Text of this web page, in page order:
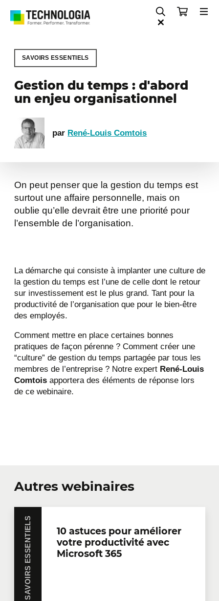
SAVOIRS ESSENTIELS
Gestion du temps : d'abord
un enjeu organisationnel
par René-Louis Comtois
On peut penser que la gestion du temps est
surtout une affaire personnelle, mais on
oublie qu’elle devrait être une priorité pour
l’ensemble de l’organisation.
La démarche qui consiste à implanter une culture de
la gestion du temps est l’une de celle dont le retour
sur investissement est le plus grand. Tant pour la
productivité de l’organisation que pour le bien-être
des employés.
Comment mettre en place certaines bonnes
pratiques de façon pérenne ? Comment créer une
“culture” de gestion du temps partagée par tous les
membres de l’entreprise ? Notre expert René-Louis
Comtoisapportera des éléments de réponse lors
de ce webinaire.
Autres webinaires
SAVOIRS ESSENTIELS
10 astuces pour améliorer
votre productivité avec
Microsoft 365